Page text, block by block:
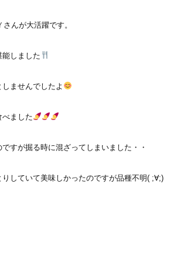
んが大活躍です。
能しました
ませんでしたよ
べました
すが掘る時に混ざってしまいました・・
していて美味しかったのですが品種不明( ;∀;)